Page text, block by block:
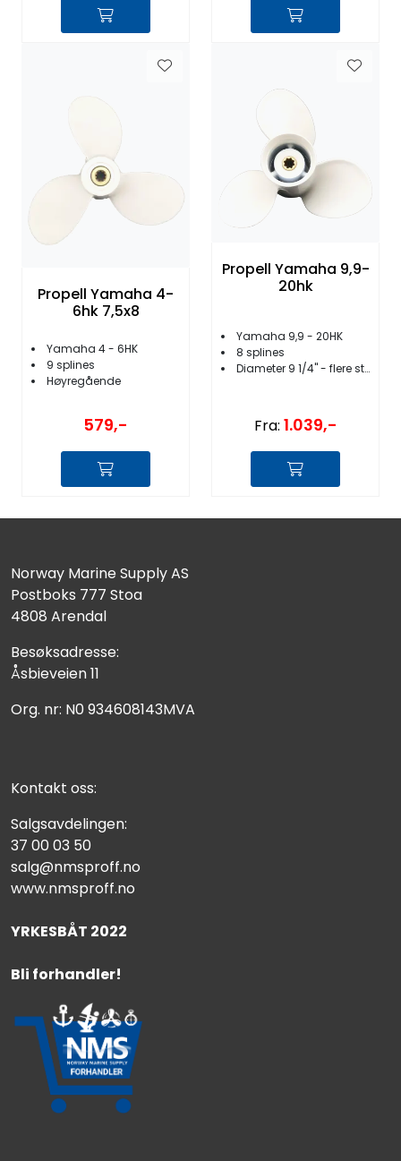
Propell Yamaha 4-
6hk 7,5x8
Yamaha 4 - 6HK
9 splines
Høyregående
579,-
Propell Yamaha 9,9-
20hk
Yamaha 9,9 - 20HK
8 splines
Diameter 9 1/4'' - flere stigninger
Fra: 1.039,-
Norway Marine Supply AS
Postboks 777 Stoa
4808 Arendal
Besøksadresse:
Åsbieveien 11
Org. nr: N0 934608143MVA
Kontakt oss:
Salgsavdelingen:
37 00 03 50
salg@nmsproff.no
www.nmsproff.no
YRKESBÅT 2022
Bli forhandler!